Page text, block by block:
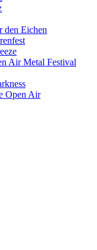
den Eichen
Air Metal Festival
Open Air